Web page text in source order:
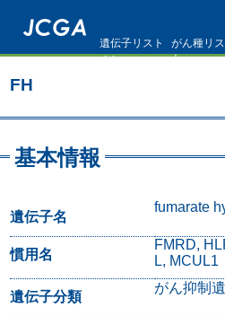
ン
ン
に
遺伝子リスト
がん種リス
ト
FH
基本情報
遺伝子名
fumarate
慣用名
FMRD,
L, MCUL1
遺伝子分類
がん抑制